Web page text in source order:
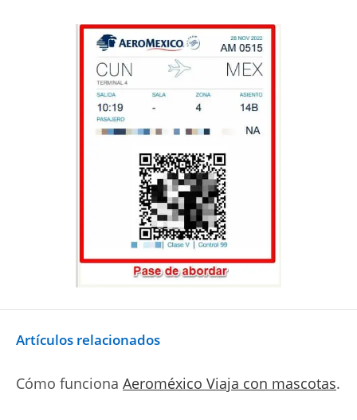
Artículos relacionados
Cómo funciona Aeroméxico Viaja con mascotas.